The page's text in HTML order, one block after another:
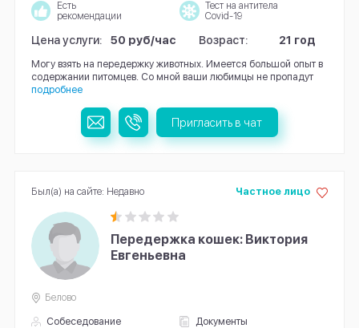
Есть
рекомендации
Тест на антитела
Covid-19
Цена услуги: 50 руб/час Возраст: 21 год
Могу взять на передержку животных. Имеется большой опыт в
содержании питомцев. Со мной ваши любимцы не пропадут
подробнее
Пригласить в чат
Передержка кошек: Виктория
Евгеньевна
Собеседование
Документы
Частное лицо
Белово
Был(а) на сайте: Недавно